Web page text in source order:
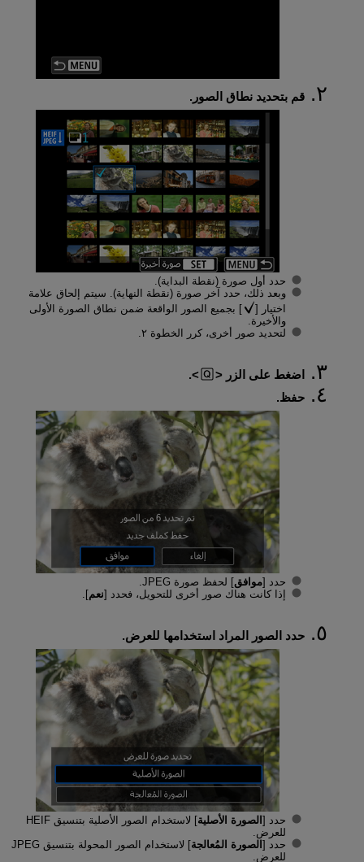
قم بتحديد نطاق الصور.
حدد أول صورة (نقطة البداية).
وبعد ذلك، حدد آخر صورة (نقطة النهاية). سيتم إلحاق علامة
اختيار [
] بجميع الصور الواقعة ضمن نطاق الصورة الأولى
والأخيرة.
لتحديد صور أخرى، كرر الخطوة ٢.
اضغط على الزر
.
حفظ.
حدد [موافق] لحفظ صورة JPEG.
إذا كانت هناك صور أخرى للتحويل، فحدد [نعم].
حدد الصور المراد استخدامها للعرض.
حدد [الصورة الأصلية
] لاستخدام الصور الأصلية بتنسيق HEIF
للعرض.
حدد [الصورة المُعالجة
] لاستخدام الصور المحولة بتنسيق JPEG
للعرض.